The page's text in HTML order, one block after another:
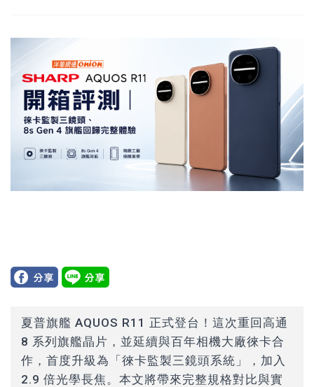
夏普旗艦 AQUOS R11 正式登台！這次重回高通
8 系列旗艦晶片，並延續與百年相機大廠徠卡合
作，首度升級為「徠卡監製三鏡頭系統」，加入
2.9 倍光學長焦。本文將帶來完整規格對比與實